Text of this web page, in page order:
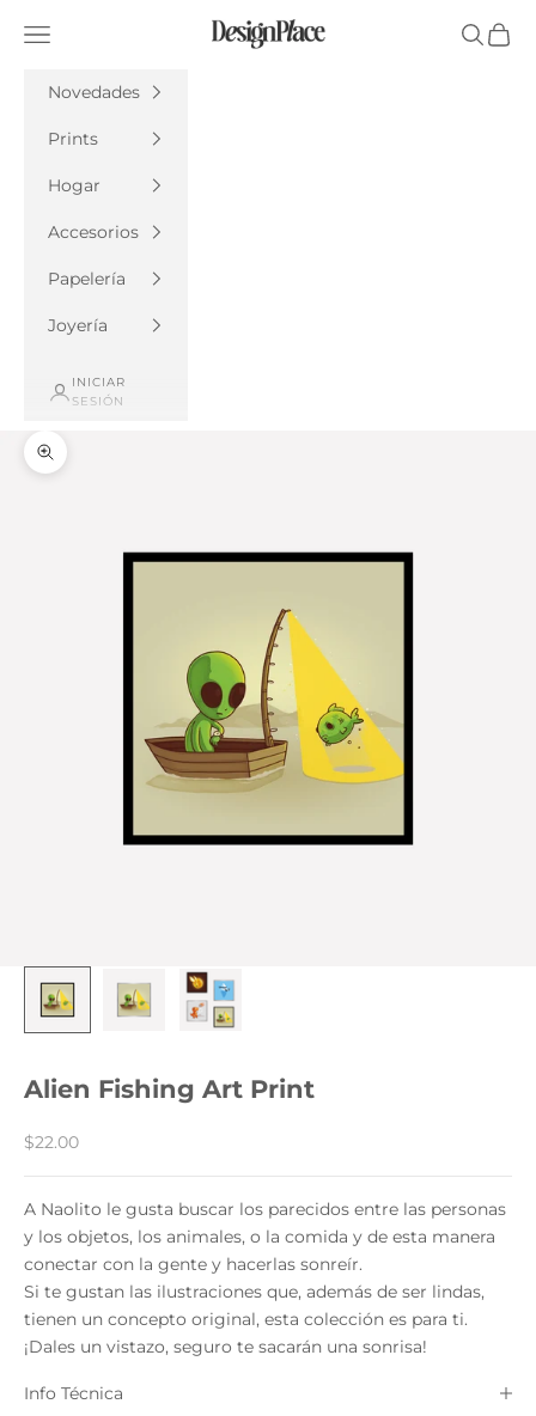
DesignPlace
Menú Buscar
Cesta
Novedades
Prints
Hogar
Accesorios
Papelería
Joyería
INICIAR
SESIÓN
Zoom
Alien Fishing Art Print
Precio de oferta
$22.00
A Naolito le gusta buscar los parecidos entre las personas
y los objetos, los animales, o la comida y de esta manera
conectar con la gente y hacerlas sonreír.
Si te gustan las ilustraciones que, además de ser lindas,
tienen un concepto original, esta colección es para ti.
¡Dales un vistazo, seguro te sacarán una sonrisa!
Info Técnica